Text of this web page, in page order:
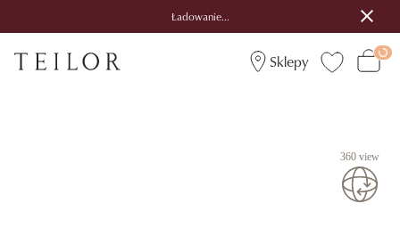
Ładowanie...
Sklepy
360 view